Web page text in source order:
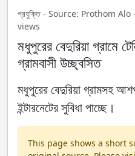
প্রযুক্তি - Source: Prothom
views
মধুপুরের বেদুরিয়া গ্রামে
গ্রামবাসী উচ্ছ্বসিত
মধুপুরের বেদুরিয়া গ্রামসহ
ইন্টারনেটের সুবিধা পাচ্ছে।
This page shows a short